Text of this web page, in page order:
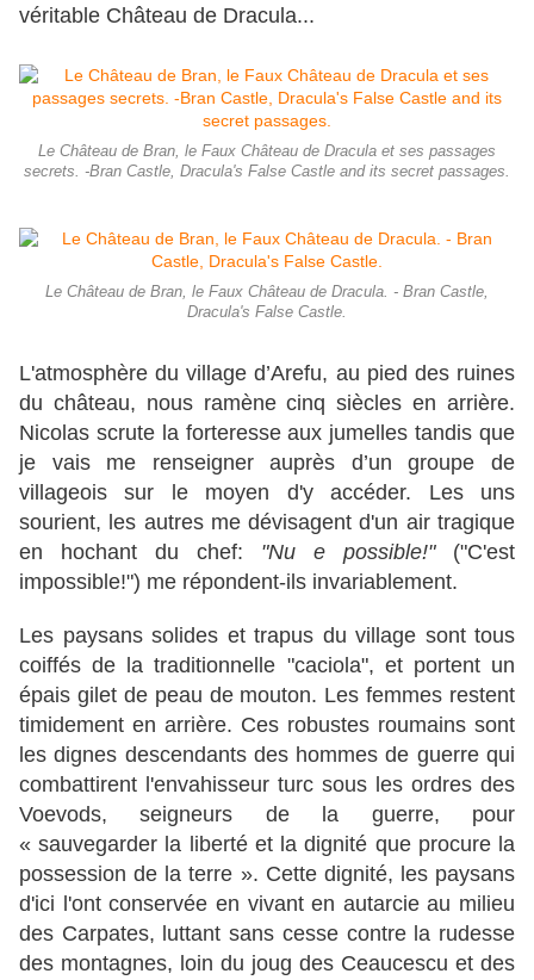
véritable Château de Dracula...
Le Château de Bran, le Faux Château de Dracula et ses passages
secrets. -Bran Castle, Dracula's False Castle and its secret passages.
Le Château de Bran, le Faux Château de Dracula. - Bran Castle,
Dracula's False Castle.
L'atmosphère du village d’Arefu, au pied des ruines
du château, nous ramène cinq siècles en arrière.
Nicolas scrute la forteresse aux jumelles tandis que
je vais me renseigner auprès d’un groupe de
villageois sur le moyen d'y accéder. Les uns
sourient, les autres me dévisagent d'un air tragique
en hochant du chef: "Nu e possible!"("C'est
impossible!") me répondent-ils invariablement.
Les paysans solides et trapus du village sont tous
coiffés de la traditionnelle "caciola", et portent un
épais gilet de peau de mouton. Les femmes restent
timidement en arrière. Ces robustes roumains sont
les dignes descendants des hommes de guerre qui
combattirent l'envahisseur turc sous les ordres des
Voevods, seigneurs de la guerre, pour
« sauvegarder la liberté et la dignité que procure la
possession de la terre ». Cette dignité, les paysans
d'ici l'ont conservée en vivant en autarcie au milieu
des Carpates, luttant sans cesse contre la rudesse
des montagnes, loin du joug des Ceaucescu et des